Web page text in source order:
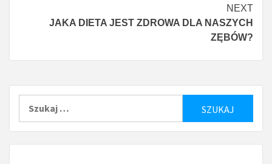
NEXT
JAKA DIETA JEST ZDROWA DLA NASZYCH
ZĘBÓW?